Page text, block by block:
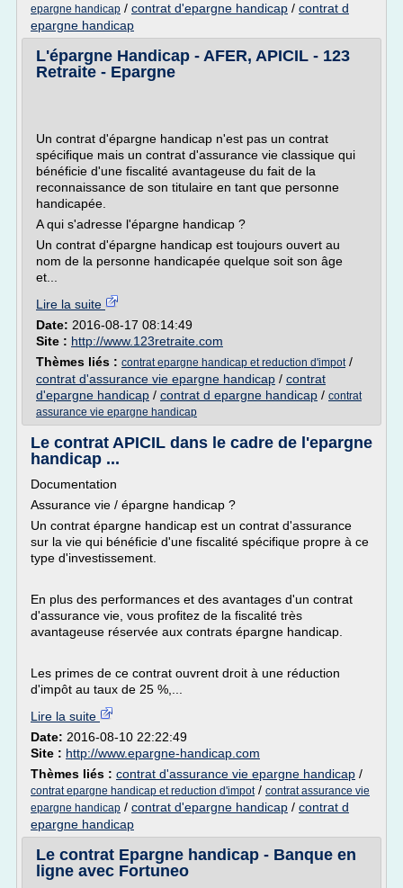
epargne handicap / contrat d'epargne handicap / contrat d
epargne handicap
L'épargne Handicap - AFER, APICIL - 123
Retraite - Epargne
Un contrat d'épargne handicap n'est pas un contrat
spécifique mais un contrat d'assurance vie classique qui
bénéficie d'une fiscalité avantageuse du fait de la
reconnaissance de son titulaire en tant que personne
handicapée.
A qui s'adresse l'épargne handicap ?
Un contrat d'épargne handicap est toujours ouvert au
nom de la personne handicapée quelque soit son âge
et...
Lire la suite
Date: 2016-08-17 08:14:49
Site : http://www.123retraite.com
Thèmes liés : contrat epargne handicap et reduction d'impot/
contrat d'assurance vie epargne handicap / contrat
d'epargne handicap / contrat d epargne handicap / contrat
assurance vie epargne handicap
Le contrat APICIL dans le cadre de l'epargne
handicap ...
Documentation
Assurance vie / épargne handicap ?
Un contrat épargne handicap est un contrat d'assurance
sur la vie qui bénéficie d'une fiscalité spécifique propre à ce
type d'investissement.
En plus des performances et des avantages d'un contrat
d'assurance vie, vous profitez de la fiscalité très
avantageuse réservée aux contrats épargne handicap.
Les primes de ce contrat ouvrent droit à une réduction
d'impôt au taux de 25 %,...
Lire la suite
Date: 2016-08-10 22:22:49
Site : http://www.epargne-handicap.com
Thèmes liés : contrat d'assurance vie epargne handicap /
contrat epargne handicap et reduction d'impot/ contrat assurance vie
epargne handicap / contrat d'epargne handicap / contrat d
epargne handicap
Le contrat Epargne handicap - Banque en
ligne avec Fortuneo